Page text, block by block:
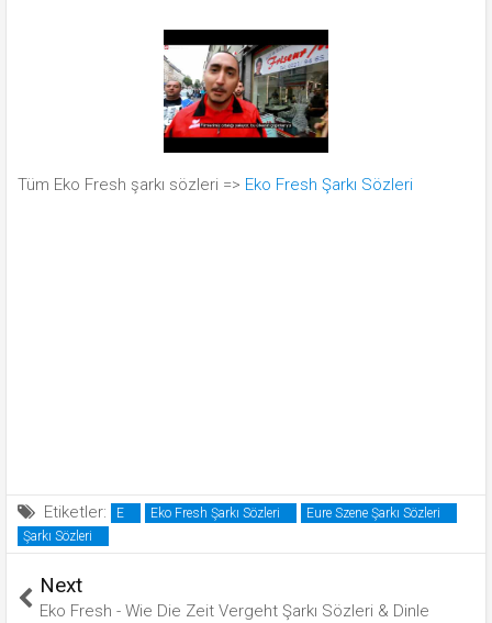
Tüm Eko Fresh şarkı sözleri => Eko Fresh Şarkı Sözleri
Etiketler: E Eko Fresh Şarkı Sözleri
Eure Szene Şarkı Sözleri
Şarkı Sözleri
Next
Eko Fresh - Wie Die Zeit Vergeht Şarkı Sözleri & Dinle